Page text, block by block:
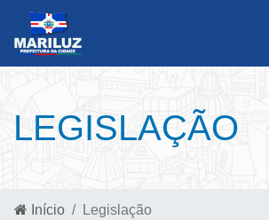
LEGISLAÇÃO
Início Legislação